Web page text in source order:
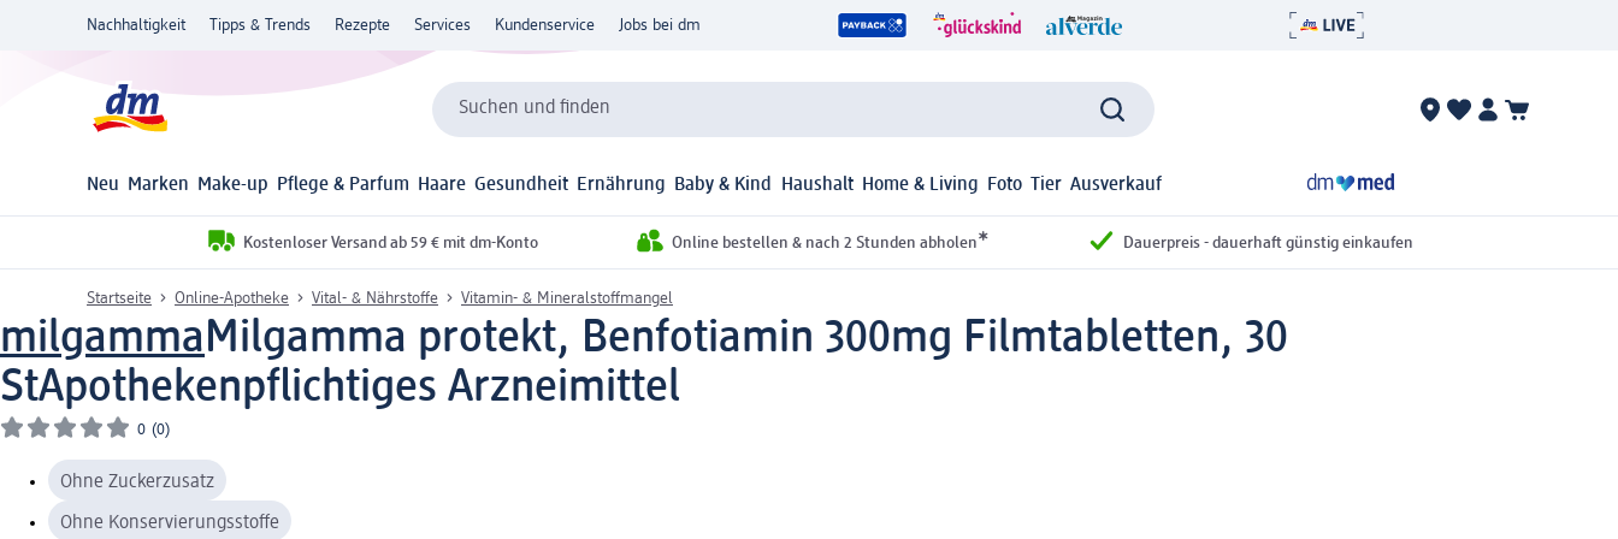
Nachhaltigkeit Tipps & Trends Rezepte Services Kundenservice Jobs bei dm
Suchen und finden
Neu Marken Make-up Pflege & Parfum Haare Gesundheit Ernährung Baby & Kind Haushalt Home & Living Foto Tier Ausverkauf
Kostenloser Versand ab 59 € mit dm-Konto Online bestellen & nach 2 Stunden abholen* Dauerpreis - dauerhaft günstig einkaufen
Startseite Online-Apotheke Vital- & Nährstoffe Vitamin- & Mineralstoffmangel
milgammaMilgamma protekt, Benfotiamin 300mg Filmtabletten, 30
StApothekenpflichtiges Arzneimittel
0 (0)
Ohne Zuckerzusatz
Ohne Konservierungsstoffe